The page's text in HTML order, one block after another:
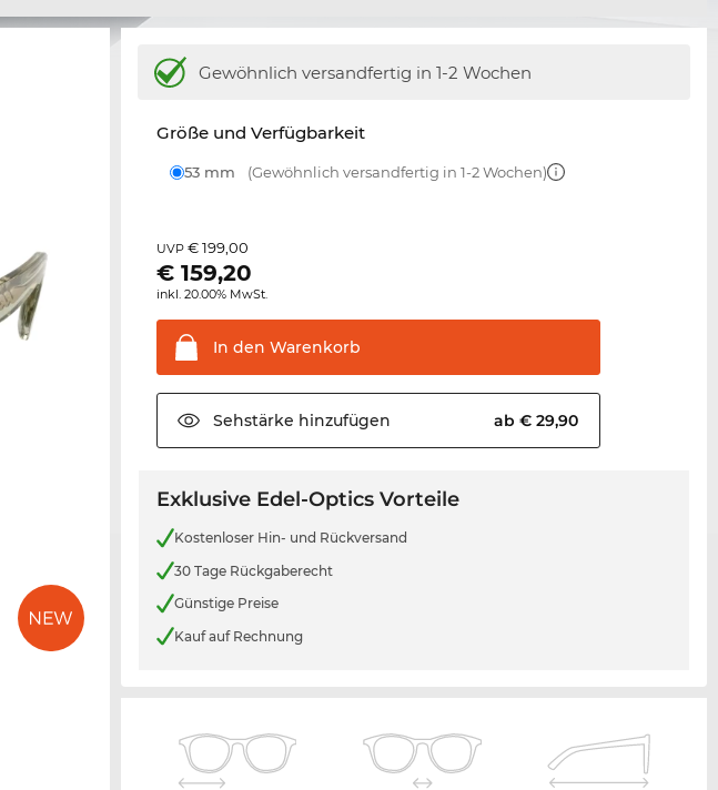
Gewöhnlich versandfertig in 1-2 Wochen
Größe und Verfügbarkeit
53 mm (Gewöhnlich versandfertig in 1-2 Wochen)
UVP€ 199,00
€159,20
inkl. 20.00% MwSt.
In den Warenkorb
Sehstärke hinzufügen ab € 29,90
Exklusive Edel-Optics Vorteile
Kostenloser Hin- und Rückversand
30 Tage Rückgaberecht
Günstige Preise
Kauf auf Rechnung